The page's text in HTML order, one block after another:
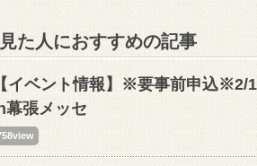
た人におすすめの記事
【イベント情報】※要事前申込※2/
幕張メッセ